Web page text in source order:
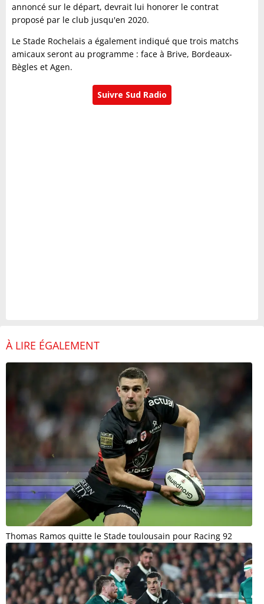
annoncé sur le départ, devrait lui honorer le contrat
proposé par le club jusqu'en 2020.
Le Stade Rochelais a également indiqué que trois matchs
amicaux seront au programme : face à Brive, Bordeaux-
Bègles et Agen.
Suivre Sud Radio
À LIRE ÉGALEMENT
Thomas Ramos quitte le Stade toulousain pour Racing 92